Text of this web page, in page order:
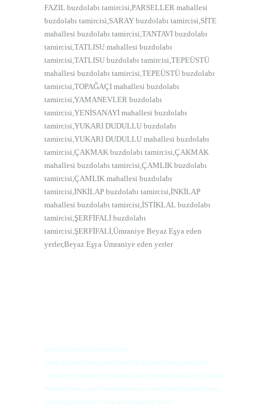
FAZIL buzdolabı tamircisi,PARSELLER mahallesi
buzdolabı tamircisi,SARAY buzdolabı tamircisi,SİTE
mahallesi buzdolabı tamircisi,TANTAVİ buzdolabı
tamircisi,TATLISU mahallesi buzdolabı
tamircisi,TATLISU buzdolabı tamircisi,TEPEÜSTÜ
mahallesi buzdolabı tamircisi,TEPEÜSTÜ buzdolabı
tamircisi,TOPAĞAÇI mahallesi buzdolabı
tamircisi,YAMANEVLER buzdolabı
tamircisi,YENİSANAYİ mahallesi buzdolabı
tamircisi,YUKARI DUDULLU buzdolabı
tamircisi,YUKARI DUDULLU mahallesi buzdolabı
tamircisi,ÇAKMAK buzdolabı tamircisi,ÇAKMAK
mahallesi buzdolabı tamircisi,ÇAMLIK buzdolabı
tamircisi,ÇAMLIK mahallesi buzdolabı
tamircisi,İNKİLAP buzdolabı tamircisi,İNKİLAP
mahallesi buzdolabı tamircisi,İSTİKLAL buzdolabı
tamircisi,ŞERFİFALİ buzdolabı
tamircisi,ŞERFİFALİ,Ümraniye Beyaz Eşya eden
yerler,Beyaz Eşya Ümraniye eden yerler
arcelik Markasına Ait Servis Kapsamı
arcelik Buzdolabı Servis, arcelik No-Frost Buzdolabı Servis, arcelik Fırın
Servis, arcelik Şofben Servis, arcelik Çamaşır Makinesi Servis, arcelik Bulaşık
Makinesi Servis, arcelik Termosifon Servis, arcelik Elektrik Süpürgesi Servis,
arcelik Küçük Ev Aletleri Servis, arcelik Aspiratör Servis